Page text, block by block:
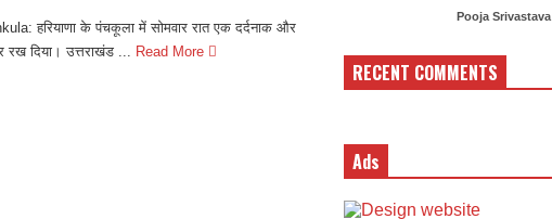
हरियाणा के पंचकूला में सोमवार रात एक दर्दनाक और
रख दिया। उत्तराखंड ... Read More
Pooja Srivastava
RECENT COMMENTS
Ads